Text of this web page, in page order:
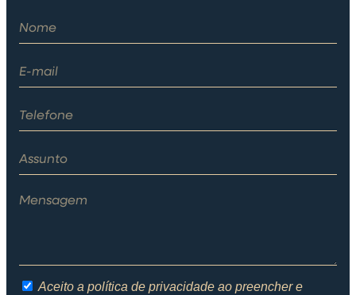
Aceito a política de privacidade ao preencher e